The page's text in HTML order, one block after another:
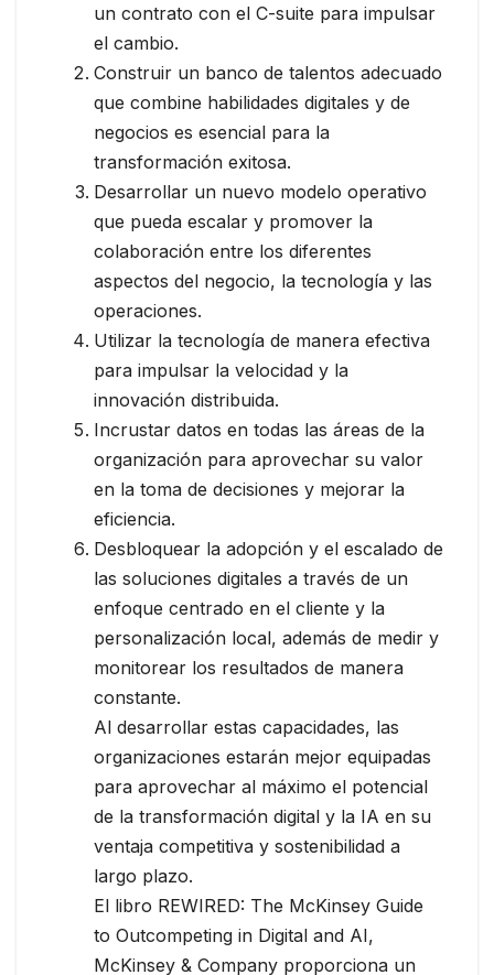
un contrato con el C-suite para impulsar
el cambio.
Construir un banco de talentos adecuado
que combine habilidades digitales y de
negocios es esencial para la
transformación exitosa.
Desarrollar un nuevo modelo operativo
que pueda escalar y promover la
colaboración entre los diferentes
aspectos del negocio, la tecnología y las
operaciones.
Utilizar la tecnología de manera efectiva
para impulsar la velocidad y la
innovación distribuida.
Incrustar datos en todas las áreas de la
organización para aprovechar su valor
en la toma de decisiones y mejorar la
eficiencia.
Desbloquear la adopción y el escalado de
las soluciones digitales a través de un
enfoque centrado en el cliente y la
personalización local, además de medir y
monitorear los resultados de manera
constante.
Al desarrollar estas capacidades, las
organizaciones estarán mejor equipadas
para aprovechar al máximo el potencial
de la transformación digital y la IA en su
ventaja competitiva y sostenibilidad a
largo plazo.
El libro REWIRED: The McKinsey Guide
to Outcompeting in Digital and AI,
McKinsey & Company proporciona un